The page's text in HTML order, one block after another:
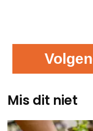
Mis dit niet